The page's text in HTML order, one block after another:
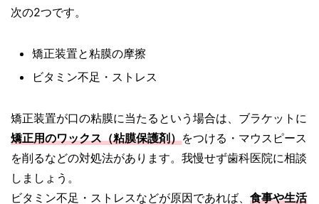
次の2つです。
矯正装置と粘膜の摩擦
ビタミン不足・ストレス
矯正装置が口の粘膜に当たるという場合は、ブラケットに
矯正用のワックス（粘膜保護剤）をつける・マウスピース
を削るなどの対処法があります。我慢せず歯科医院に相談
しましょう。
ビタミン不足・ストレスなどが原因であれば、 食事や生活